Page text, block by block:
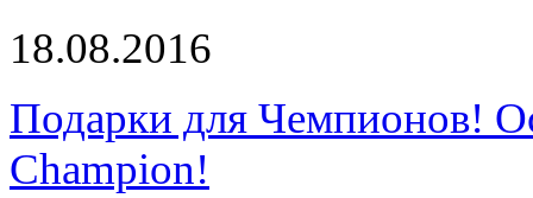
18.08.2016
Подарки для Чемпионов!
Champion!